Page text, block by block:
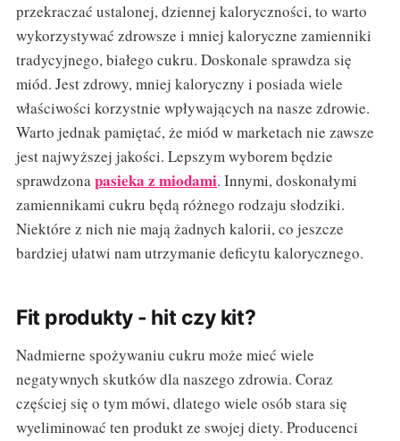
przekraczać ustalonej, dziennej kaloryczności, to warto
wykorzystywać zdrowsze i mniej kaloryczne zamienniki
tradycyjnego, białego cukru. Doskonale sprawdza się
miód. Jest zdrowy, mniej kaloryczny i posiada wiele
właściwości korzystnie wpływających na nasze zdrowie.
Warto jednak pamiętać, że miód w marketach nie zawsze
jest najwyższej jakości. Lepszym wyborem będzie
sprawdzonapasieka z miodami. Innymi, doskonałymi
zamiennikami cukru będą różnego rodzaju słodziki.
Niektóre z nich nie mają żadnych kalorii, co jeszcze
bardziej ułatwi nam utrzymanie deficytu kalorycznego.
Fit produkty - hit czy kit?
Nadmierne spożywaniu cukru może mieć wiele
negatywnych skutków dla naszego zdrowia. Coraz
częściej się o tym mówi, dlatego wiele osób stara się
wyeliminować ten produkt ze swojej diety. Producenci